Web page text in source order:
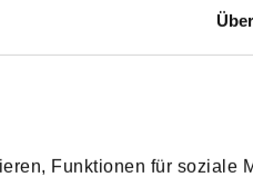
Funktionen für soziale